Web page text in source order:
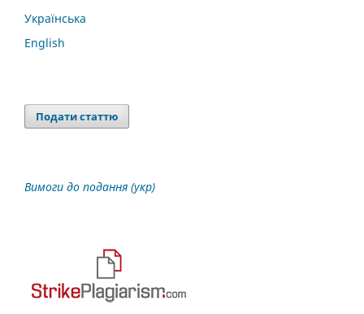
Українська
English
Подати статтю
Вимоги до подання (укр)